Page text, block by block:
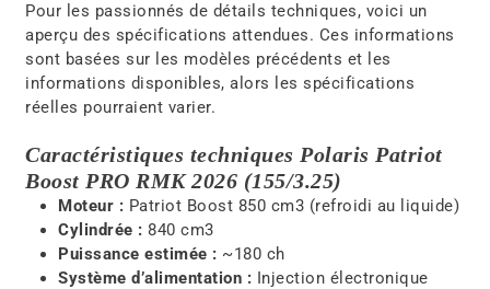
Pour les passionnés de détails techniques, voici un
aperçu des spécifications attendues. Ces informations
sont basées sur les modèles précédents et les
informations disponibles, alors les spécifications
réelles pourraient varier.
Caractéristiques techniques Polaris Patriot
Boost PRO RMK 2026 (155/3.25)
Moteur : Patriot Boost 850 cm3 (refroidi au liquide)
Cylindrée : 840 cm3
Puissance estimée : ~180 ch
Système d’alimentation : Injection électronique